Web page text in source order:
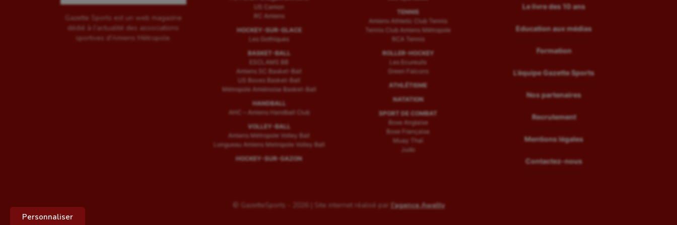
Personnaliser
Gazette Sports est un web magazine
dédié à l'actualité des associations
sportives d'Amiens Métropole.
US Camon
RC Amiens
HOCKEY-SUR-GLACE
Les Gothiques
BASKET-BALL
ESCLAMS BB
Amiens SC Basket-Ball
US Boves Basket-Ball
Métropole Amiénoise Basket-Ball
HANDBALL
AHC – Amiens Handball Club
VOLLEY-BALL
Amiens Métropole Volley Ball
Longueau Amiens Metropole Volley Ball
HOCKEY-SUR-GAZON
TENNIS
Amiens Athletic Club Tennis
Tennis Club Amiens Métropole
RCA Tennis
ROLLER-HOCKEY
Les Ecureuils
Green Falcons
ATHLÉTISME
NATATION
SPORT DE COMBAT
Boxe Anglaise
Boxe Française
Muay Thaï
Judo
Le livre des 10 ans
Education aux médias
Formation
L’équipe Gazette Sports
Nos partenaires
Recrutement
Mentions légales
Contactez-nous
© GazetteSports - 2026 | Site internet réalisé par l'agence Awelty